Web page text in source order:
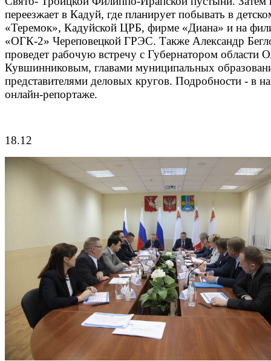
переезжает в Кадуй, где планирует побывать в
«Теремок», Кадуйской ЦРБ, фирме «Диана» и на
«ОГК-2» Череповецкой ГРЭС. Также Александр
проведет рабочую встречу с Губернатором области
Кувшинниковым, главами муниципальных
представителями деловых кругов. Подробности - в
онлайн-репортаже.
18.12